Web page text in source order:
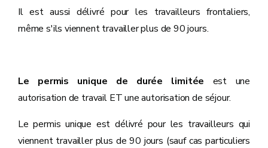
Il est aussi délivré pour les travailleurs frontaliers,
même s'ils viennent travailler plus de 90 jours.
Le permis unique de durée limitée est une
autorisation de travail ET une autorisation de séjour.
Le permis unique est délivré pour les travailleurs qui
viennent travailler plus de 90 jours (sauf cas particuliers